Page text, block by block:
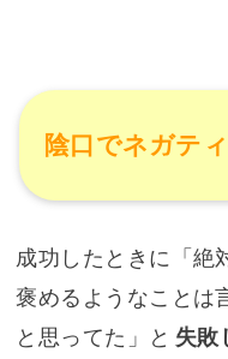
陰口でネガテ
成功したときに「絶
褒めるようなことは
と思ってた」と 失敗